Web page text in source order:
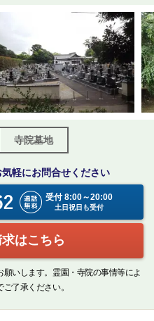
寺院墓地
軽にお問合せください
受付 8:00～20:00
土日祝日も受付
はこちら
いします。霊園・寺院の事情等によ
了承ください。